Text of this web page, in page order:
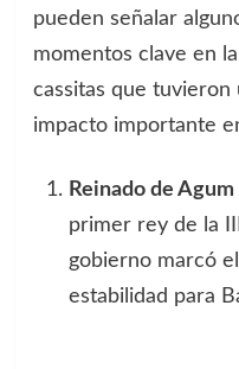
pueden señalar
momentos clave en
cassitas que tuvieron
impacto importante
Reinado de
primer rey de la
gobierno marcó
estabilidad para